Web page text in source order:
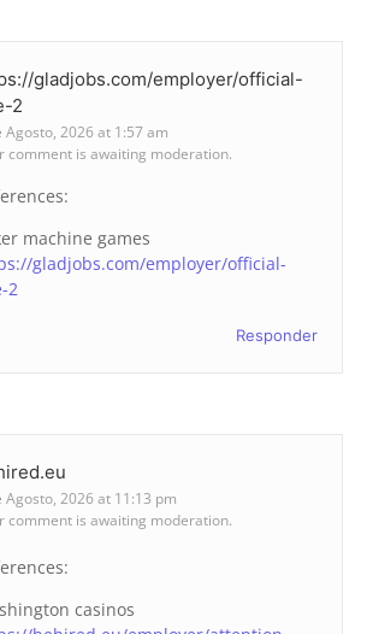
gladjobs.com/employer/official-
2
Agosto, 2026 at 1:57 am
comment is awaiting moderation.
machine games
gladjobs.com/employer/official-
2
Responder
Agosto, 2026 at 11:13 pm
comment is awaiting moderation.
casinos